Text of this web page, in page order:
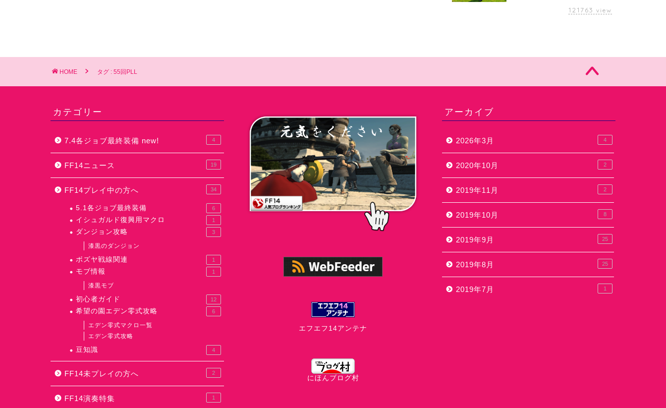
121763 view
HOME タグ : 55回PLL
カテゴリー
7.4各ジョブ最終装備 new! 4
FF14ニュース 19
FF14プレイ中の方へ 34
5.1各ジョブ最終装備 6
イシュガルド復興用マクロ 1
ダンジョン攻略 3
漆黒のダンジョン
ボズヤ戦線関連 1
モブ情報 1
漆黒モブ
初心者ガイド 12
希望の園エデン零式攻略 6
エデン零式マクロ一覧
エデン零式攻略
豆知識 4
FF14未プレイの方へ 2
FF14演奏特集 1
エフエフ14アンテナ
にほんブログ村
アーカイブ
2026年3月 4
2020年10月 2
2019年11月 2
2019年10月 8
2019年9月 25
2019年8月 25
2019年7月 1